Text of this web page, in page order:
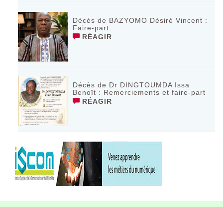
Décès de BAZYOMO Désiré Vincent :
Faire-part
RÉAGIR
Décès de Dr DINGTOUMDA Issa
Benoît : Remerciements et faire-part
RÉAGIR